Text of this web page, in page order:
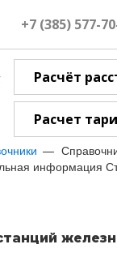
+7 (385) 577-
Расчёт
Расчет
информация